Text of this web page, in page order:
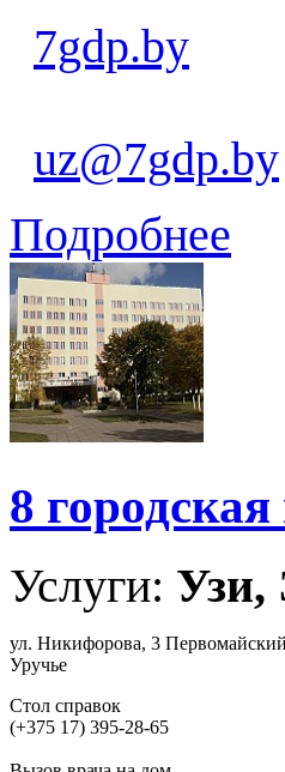
7gdp.by
uz@7gdp.by
Подробнее
8
Услуги: Узи,
ул. Никифорова, 3 Первомайский
Уручье
Стол справок
(+375 17) 395-28-65